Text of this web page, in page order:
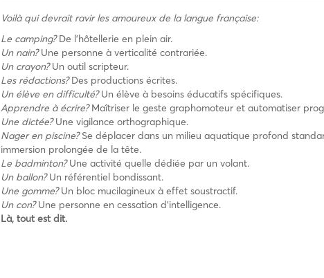
Voilà qui devrait ravir les amoureux de la langue française:
Le camping?De l’hôtellerie en plein air.
Un nain?Une personne à verticalité contrariée.
Un crayon?Un outil scripteur.
Les rédactions?Des productions écrites.
Un élève en difficulté?Un élève à besoins éducatifs spécifiques.
Apprendre à écrire?Maîtriser le geste graphomoteur et automatiser
Une dictée?Une vigilance orthographique.
Nager en piscine?Se déplacer dans un milieu aquatique profond
immersion prolongée de la tête.
Le badminton?Une activité quelle dédiée par un volant.
Un ballon?Un référentiel bondissant.
Une gomme?Un bloc mucilagineux à effet soustractif.
Un con?Une personne en cessation d’intelligence.
Là, tout est dit.